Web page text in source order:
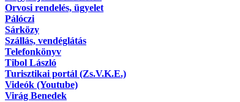
Orvosi rendelés, ügyelet
Pálóczi
Sárközy
Szállás, vendéglátás
Telefonkönyv
Tibol László
Turisztikai portál (Zs.V.K.E.)
Videók (Youtube)
Virág Benedek